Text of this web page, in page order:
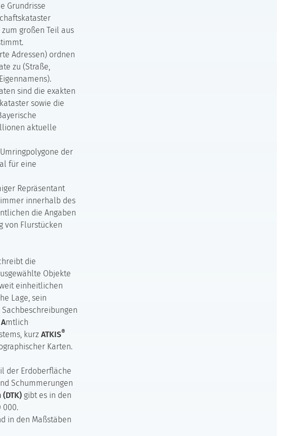
Grundrisse
großen Teil aus
Adressen) ordnen
zu (Straße,
sind die exakten
sowie die
aktuelle
der
für eine
Repräsentant
innerhalb des
die Angaben
von Flurstücken
die
Objekte
einheitlichen
Lage, sein
Amtlich
kurz ATKIS®
Karten.
der Erdoberfläche
Schummerungen
gibt es in den
000.
in den Maßstäben